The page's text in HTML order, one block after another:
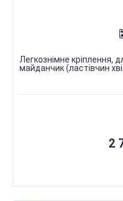
Легкознімне кріплення,
майданчик (ластівчин
2